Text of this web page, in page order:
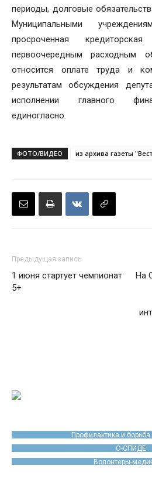
периоды, долговые
Муниципальными
просроченная
первоочередным расходным
относится оплате труда и
результатам обсуждения
исполнении главного
единогласно.
ФОТО/ВИДЕО из архива газеты
Предыдущая запись
1 июня стартует чемпионат
5+
На
Профилактика и
О-СПИДЕ
Волонтеры-